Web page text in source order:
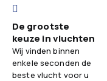
De grootste
keuze in vluchten
Wij vinden binnen
enkele seconden de
beste vlucht voor u